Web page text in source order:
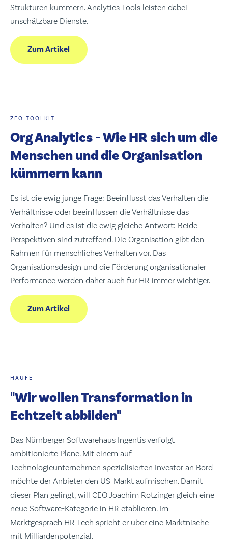
Strukturen kümmern. Analytics Tools leisten dabei
unschätzbare Dienste.
Zum Artikel
ZFO-TOOLKIT
Org Analytics - Wie HR sich um die
Menschen und die Organisation
kümmern kann
Es ist die ewig junge Frage: Beeinflusst das Verhalten die
Verhältnisse oder beeinflussen die Verhältnisse das
Verhalten? Und es ist die ewig gleiche Antwort: Beide
Perspektiven sind zutreffend. Die Organisation gibt den
Rahmen für menschliches Verhalten vor. Das
Organisationsdesign und die Förderung organisationaler
Performance werden daher auch für HR immer wichtiger.
Zum Artikel
HAUFE
"Wir wollen Transformation in
Echtzeit abbilden"
Das Nürnberger Softwarehaus Ingentis verfolgt
ambitionierte Pläne. Mit einem auf
Technologieunternehmen spezialisierten Investor an Bord
möchte der Anbieter den US-Markt aufmischen. Damit
dieser Plan gelingt, will CEO Joachim Rotzinger gleich eine
neue Software-Kategorie in HR etablieren. Im
Marktgespräch HR Tech spricht er über eine Marktnische
mit Milliardenpotenzial.